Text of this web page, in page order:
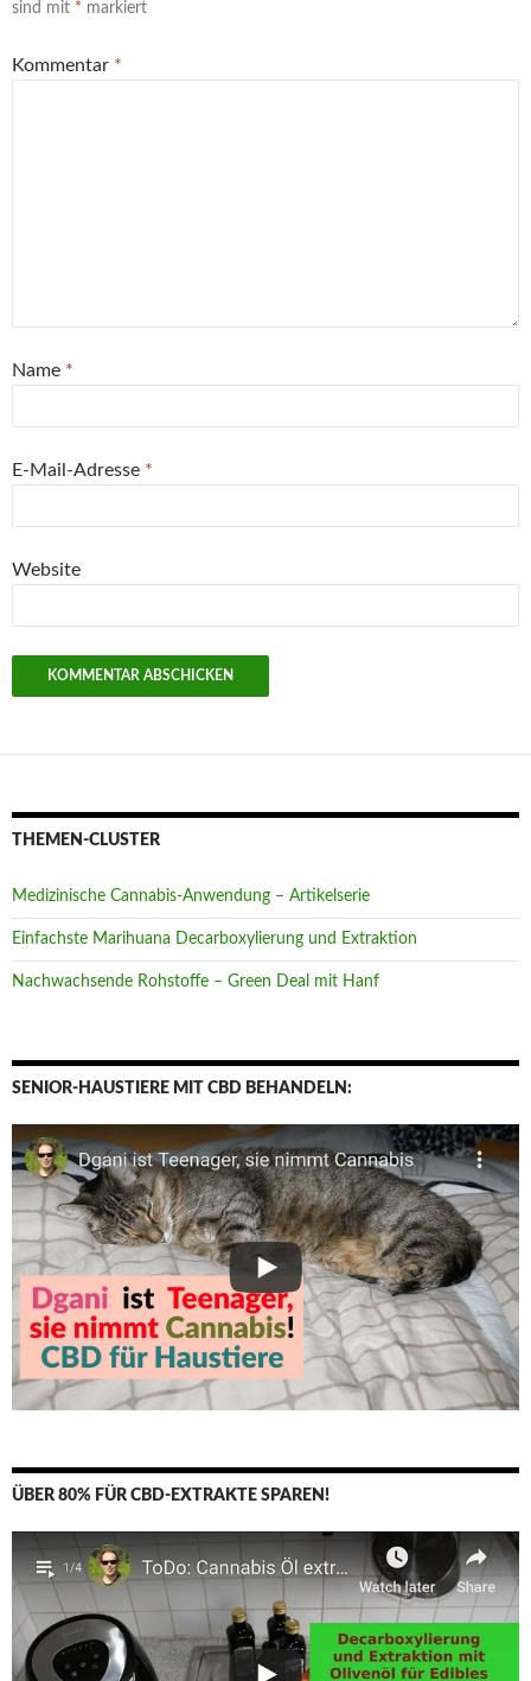
sind mit * markiert
Kommentar *
Name *
E-Mail-Adresse *
Website
THEMEN-CLUSTER
Medizinische Cannabis-Anwendung – Artikelserie
Einfachste Marihuana Decarboxylierung und Extraktion
Nachwachsende Rohstoffe – Green Deal mit Hanf
SENIOR-HAUSTIERE MIT CBD BEHANDELN:
ÜBER 80% FÜR CBD-EXTRAKTE SPAREN!